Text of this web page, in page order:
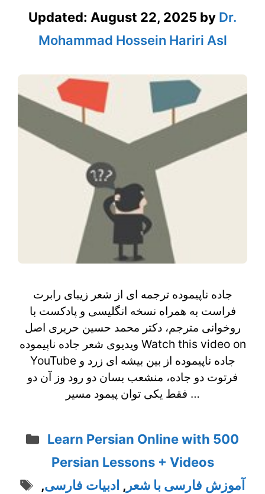
Updated: August 22, 2025 by Dr.
Mohammad Hossein Hariri Asl
جاده ناپیموده ترجمه ای از شعر زیبای رابرت
فراست به همراه نسخه انگلیسی و پادکست با
روخوانی مترجم، دکتر محمد حسین حریری اصل
ویدیوی شعر جاده ناپیموده Watch this video on
YouTube جاده ناپيموده از بین بیشه ای زرد و
فرتوت دو جاده، منشعب بسان دو رود وز آن دو
فقط یکی توان پیمود مسیر …
Categories
Learn Persian Online with 500
Persian Lessons + Videos
Tags
آموزش فارسی با شعر , ادبیات فارسی,